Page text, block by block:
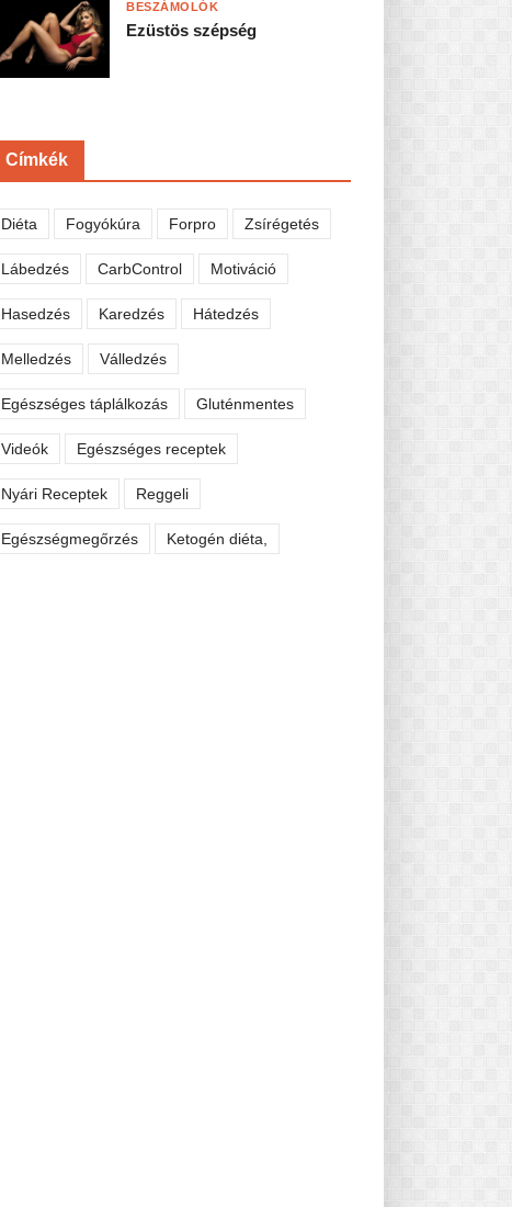
Ezüstös szépség
BESZÁMOLÓK
Címkék
Diéta Fogyókúra Forpro Zsírégetés
Lábedzés CarbControl Motiváció
Hasedzés Karedzés Hátedzés
Melledzés Válledzés
Egészséges táplálkozás Gluténmentes
Videók Egészséges receptek
Nyári Receptek Reggeli
Egészségmegőrzés Ketogén diéta,